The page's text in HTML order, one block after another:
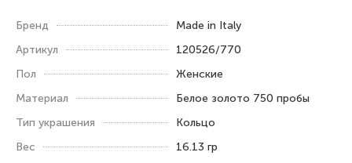
Бренд
Made in Italy
Артикул
120526/770
Пол
Женские
Материал
Белое золото 750 пробы
Тип украшения
Кольцо
Вес
16.13 гр